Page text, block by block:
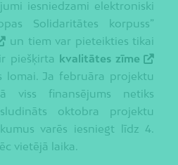
iesniedzami elektroniski
Solidaritātes korpuss”
un tiem var pieteikties tikai
piešķirta kvalitātes zīme
lomai. Ja februāra projektu
viss finansējums netiks
oktobra projektu
varēs iesniegt līdz 4.
vietējā laika.